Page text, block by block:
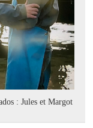
: Jules et Margot